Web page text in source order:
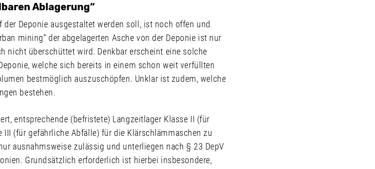
Ablagerung“
der Deponie ausgestaltet werden soll, ist noch offen und
mining“ der abgelagerten Asche von der Deponie ist nur
nicht überschüttet wird. Denkbar erscheint eine solche
welche sich bereits in einem schon weit verfüllten
bestmöglich auszuschöpfen. Unklar ist zudem, welche
bestehen.
entsprechende (befristete) Langzeitlager Klasse II (für
(für gefährliche Abfälle) für die Klärschlämmaschen zu
ausnahmsweise zulässig und unterliegen nach § 23 DepV
Grundsätzlich erforderlich ist hierbei insbesondere,